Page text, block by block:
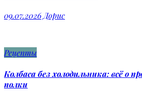
09.07.2026 Дорис
Рецепты
Колбаса без холодильника: всё о
полки